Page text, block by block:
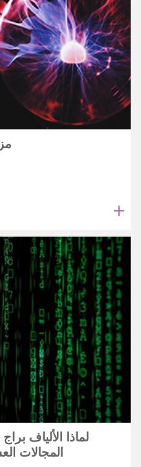
+
لماذا الألياف
المجالات